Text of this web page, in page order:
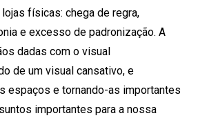
físicas: chega de regra,
e excesso de padronização. A
dadas com o visual
de um visual cansativo, e
espaços e tornando-as importantes
importantes para a nossa